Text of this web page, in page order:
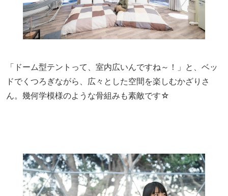
「ドーム型テントって、室内広いんですね～！」と、ベッ
ドでくつろぎながら、広々とした空間を楽しむかざりさ
ん。幾何学模様のような骨組みも素敵です☆